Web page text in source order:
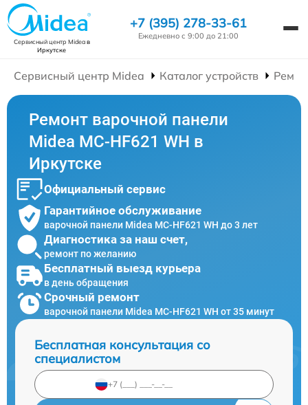
Сервисный центр Mideaв
Иркутске
+7 (395) 278-33-61
Ежедневно с 9:00 до 21:00
Сервисный центр Midea Каталог устройств
Ремонт варочной панели
Midea MC-HF621 WH в
Иркутске
Официальный сервис
Гарантийное обслуживание
варочной панели Midea MC-HF621 WH до 3 лет
Диагностика за наш счет,
ремонт по желанию
Бесплатный выезд курьера
в день обращения
Срочный ремонт
варочной панели Midea MC-HF621 WH от 35 минут
Бесплатная консультация со
специалистом